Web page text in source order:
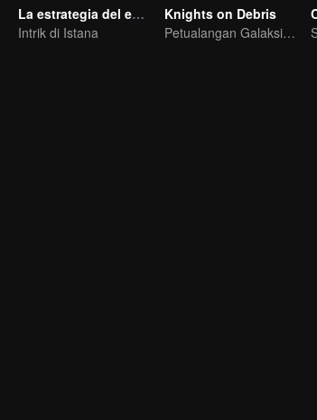
La estrategia del emperador
Intrik di Istana
Knights on Debris
Petualangan Galaksi, Pertempuran Berdarah di Puing-Puing!